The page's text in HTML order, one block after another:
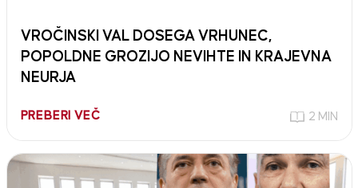
VROČINSKI VAL DOSEGA VRHUNEC,
POPOLDNE GROZIJO NEVIHTE IN KRAJEVNA
NEURJA
PREBERI VEČ 2 MIN